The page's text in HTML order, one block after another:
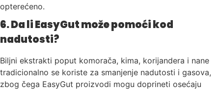
opterećeno.
6. Da li EasyGut može pomoći kod
nadutosti?
Biljni ekstrakti poput komorača, kima, korijandera i nane
tradicionalno se koriste za smanjenje nadutosti i gasova,
zbog čega EasyGut proizvodi mogu doprineti osećaju